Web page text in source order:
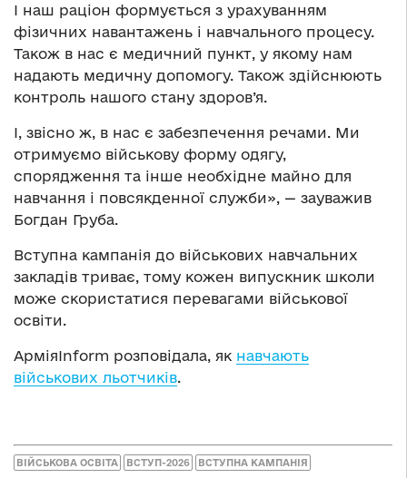
І наш раціон формується з урахуванням
фізичних навантажень і навчального процесу.
Також в нас є медичний пункт, у якому нам
надають медичну допомогу. Також здійснюють
контроль нашого стану здоров’я.
І, звісно ж, в нас є забезпечення речами. Ми
отримуємо військову форму одягу,
спорядження та інше необхідне майно для
навчання і повсякденної служби», — зауважив
Богдан Груба.
Вступна кампанія до військових навчальних
закладів триває, тому кожен випускник школи
може скористатися перевагами військової
освіти.
АрміяInform розповідала, як навчають
військових льотчиків.
ВІЙСЬКОВА ОСВІТА ВСТУП-2026 ВСТУПНА КАМПАНІЯ